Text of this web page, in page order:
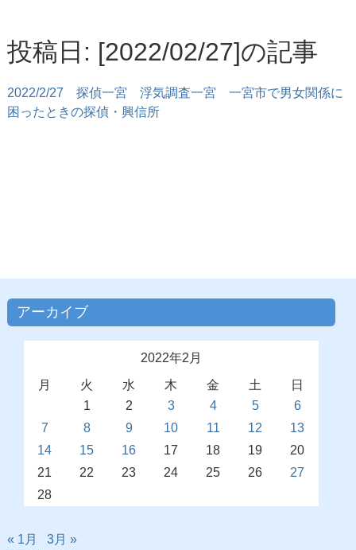
投稿日: [2022/02/27]の記事
2022/2/27
探偵一宮 浮気調査一宮 一宮市で男女関係に
困ったときの探偵・興信所
アーカイブ
2022年2月
月
火 水 木 金 土
日
1
2 3 4 5
6
7
8 9 10 11 12
13
14
15 16 17 18 19
20
21
22 23 24 25 26
27
28
« 1月
3月 »